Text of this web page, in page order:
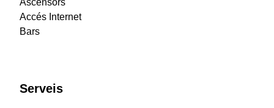
Ascensors
Accés Internet
Bars
Serveis